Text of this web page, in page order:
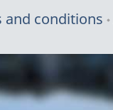
and conditions